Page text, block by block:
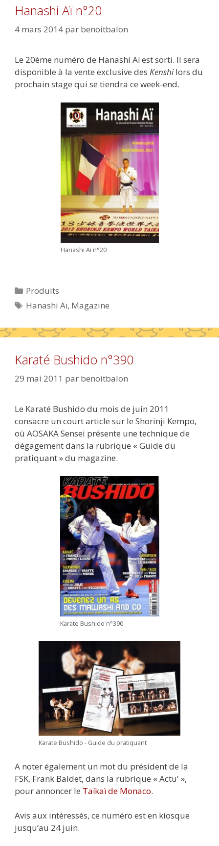
Hanashi Aï n°20
4 mars 2014 par benoitbalon
Le 20ème numéro de Hanashi Aï est sorti. Il sera
disponible à la vente exclusive des Kenshilors du
prochain stage qui se tiendra ce week-end.
Hanashi Aï n°20
Catégories
Produits
Étiquettes
Hanashi Aï, Magazine
Karaté Bushido n°390
29 mai 2011 par benoitbalon
Le Karaté Bushido du mois de juin 2011
consacre un court article sur le Shorinji Kempo,
où AOSAKA Sensei présente une technique de
dégagement dans la rubrique « Guide du
pratiquant » du magazine.
Karate Bushido n°390
Karate Bushido - Guide du pratiquant
A noter également un mot du président de la
FSK, Frank Baldet, dans la rubrique « Actu' »,
pour annoncer le Taïkaï de Monaco.
Avis aux intéressés, ce numéro est en kiosque
jusqu’au 24 juin.